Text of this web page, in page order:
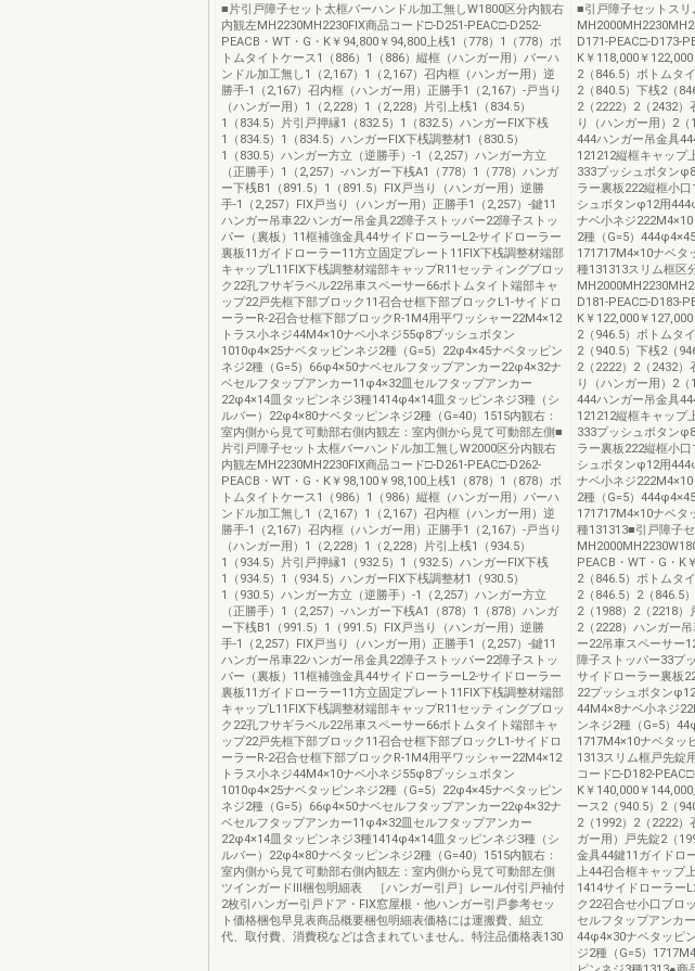
■片引戸障子セット太框バーハンドル加工無しW1800区分内観右
内観左MH2230MH2230FIX商品コード□-D251-PEAC□-D252-
PEACB・WT・G・K￥94,800￥94,800上桟1（778）1（778）ボ
トムタイトケース1（886）1（886）縦框（ハンガー用）バーハ
ンドル加工無し1（2,167）1（2,167）召内框（ハンガー用）逆
勝手-1（2,167）召内框（ハンガー用）正勝手1（2,167）-戸当り
（ハンガー用）1（2,228）1（2,228）片引上桟1（834.5）
1（834.5）片引戸押縁1（832.5）1（832.5）ハンガーFIX下桟
1（834.5）1（834.5）ハンガーFIX下桟調整材1（830.5）
1（830.5）ハンガー方立（逆勝手）-1（2,257）ハンガー方立
（正勝手）1（2,257）-ハンガー下桟A1（778）1（778）ハンガ
ー下桟B1（891.5）1（891.5）FIX戸当り（ハンガー用）逆勝
手-1（2,257）FIX戸当り（ハンガー用）正勝手1（2,257）-鍵11
ハンガー吊車22ハンガー吊金具22障子ストッパー22障子ストッ
パー（裏板）11框補強金具44サイドローラーL2-サイドローラー
裏板11ガイドローラー11方立固定プレート11FIX下桟調整材端部
キャップL11FIX下桟調整材端部キャップR11セッティングブロッ
ク22孔フサギラベル22吊車スペーサー66ボトムタイト端部キャ
ップ22戸先框下部ブロック11召合せ框下部ブロックL1-サイドロ
ーラーR-2召合せ框下部ブロックR-1M4用平ワッシャー22M4×12
トラス小ネジ44M4×10ナベ小ネジ55φ8プッシュボタン
1010φ4×25ナベタッピンネジ2種（G=5）22φ4×45ナベタッピン
ネジ2種（G=5）66φ4×50ナベセルフタップアンカー22φ4×32ナ
ベセルフタップアンカー11φ4×32皿セルフタップアンカー
22φ4×14皿タッピンネジ3種1414φ4×14皿タッピンネジ3種（シ
ルバー）22φ4×80ナベタッピンネジ2種（G=40）1515内観右：
室内側から見て可動部右側内観左：室内側から見て可動部左側■
片引戸障子セット太框バーハンドル加工無しW2000区分内観右
内観左MH2230MH2230FIX商品コード□-D261-PEAC□-D262-
PEACB・WT・G・K￥98,100￥98,100上桟1（878）1（878）ボ
トムタイトケース1（986）1（986）縦框（ハンガー用）バーハ
ンドル加工無し1（2,167）1（2,167）召内框（ハンガー用）逆
勝手-1（2,167）召内框（ハンガー用）正勝手1（2,167）-戸当り
（ハンガー用）1（2,228）1（2,228）片引上桟1（934.5）
1（934.5）片引戸押縁1（932.5）1（932.5）ハンガーFIX下桟
1（934.5）1（934.5）ハンガーFIX下桟調整材1（930.5）
1（930.5）ハンガー方立（逆勝手）-1（2,257）ハンガー方立
（正勝手）1（2,257）-ハンガー下桟A1（878）1（878）ハンガ
ー下桟B1（991.5）1（991.5）FIX戸当り（ハンガー用）逆勝
手-1（2,257）FIX戸当り（ハンガー用）正勝手1（2,257）-鍵11
ハンガー吊車22ハンガー吊金具22障子ストッパー22障子ストッ
パー（裏板）11框補強金具44サイドローラーL2-サイドローラー
裏板11ガイドローラー11方立固定プレート11FIX下桟調整材端部
キャップL11FIX下桟調整材端部キャップR11セッティングブロッ
ク22孔フサギラベル22吊車スペーサー66ボトムタイト端部キャ
ップ22戸先框下部ブロック11召合せ框下部ブロックL1-サイドロ
ーラーR-2召合せ框下部ブロックR-1M4用平ワッシャー22M4×12
トラス小ネジ44M4×10ナベ小ネジ55φ8プッシュボタン
1010φ4×25ナベタッピンネジ2種（G=5）22φ4×45ナベタッピン
ネジ2種（G=5）66φ4×50ナベセルフタップアンカー22φ4×32ナ
ベセルフタップアンカー11φ4×32皿セルフタップアンカー
22φ4×14皿タッピンネジ3種1414φ4×14皿タッピンネジ3種（シ
ルバー）22φ4×80ナベタッピンネジ2種（G=40）1515内観右：
室内側から見て可動部右側内観左：室内側から見て可動部左側
ツインガードⅢ梱包明細表 ［ハンガー引戸］レール付引戸袖付
2枚引ハンガー引戸ドア・FIX窓屋根・他ハンガー引戸参考セッ
ト価格梱包早見表商品概要梱包明細表価格には運搬費、組立
代、取付費、消費税などは含まれていません。特注品価格表130
■引戸障子セットスリ
D171-PEAC□-D173-
K￥118,000￥
2（846.5）ボトムタ
2（840.5）下桟2（
2（2222）2（2432）
り（ハンガー用）2
444ハンガー吊金具
121212縦框キャップ
333プッシュボタン
ラー裏板222縦框小
シュボタンφ12用
ナベ小ネジ
2種（G=5）
171717M4×10ナベタ
種131313スリム框区
D181-PEAC□-D183-
K￥122,000￥
2（946.5）ボトムタ
2（940.5）下桟2（
2（2222）2（2432）
り（ハンガー用）2
444ハンガー吊金具
121212縦框キャップ
333プッシュボタン
ラー裏板222縦框小
シュボタンφ12用
ナベ小ネジ
2種（G=5）
171717M4×10ナベタ
種131313■引戸障子
PEACB・WT・G・K
2（846.5）ボトムタ
2（846.5）2（846.5
2（1988）2（2218）
2（2228）ハンガー
ー22吊車スペーサー
障子ストッパー33プ
サイドローラー裏板
22プッシュボタン
44M4×8ナベ小ネジ
ンネジ2種（G=5）
1717M4×10ナベタッ
1313スリム框戸先錠
コード□-D182-
K￥140,000￥
ース2（940.5）2（
2（1992）2（2222）
ガー用）戸先錠2（
金具44鍵11ガイドロ
上44召合框キャップ
1414サイドローラー
ク22召合せ小口ブロ
セルフタップアンカ
44φ4×30ナベタッピ
ジ2種（G=5）